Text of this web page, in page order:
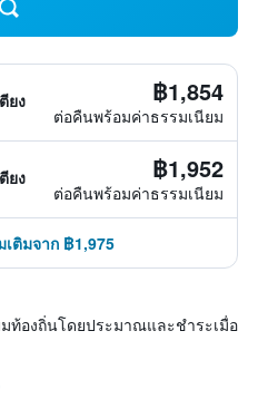
ยง ฿1,854
ต่อคืนพร้อมค่าธรรมเนียม
ยง ฿1,952
ต่อคืนพร้อมค่าธรรมเนียม
เติมจาก ฿1,975
ท้องถิ่นโดยประมาณและชำระเมื่อ